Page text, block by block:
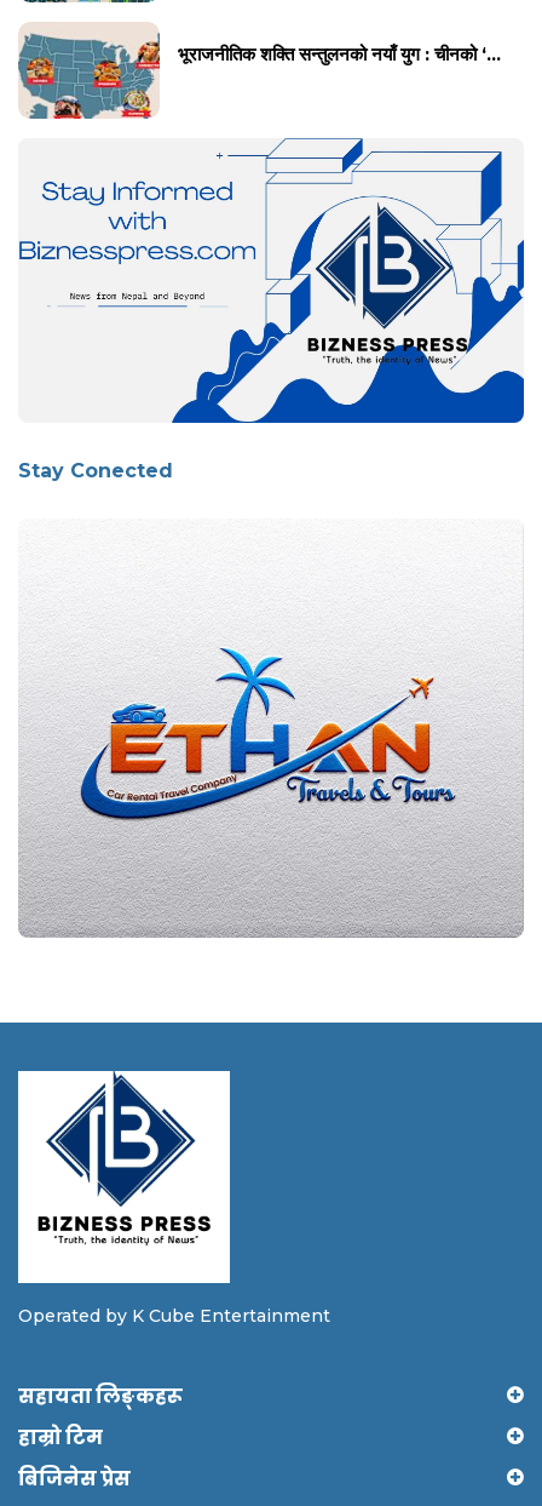
भूराजनीतिक शक्ति सन्तुलनको नयाँ युग : चीनको ‘...
Stay Conected
Operated by K Cube Entertainment
सहायता लिङ्कहरू
हाम्रो टिम
बिजिनेस प्रेस